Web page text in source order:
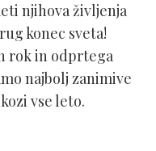
njihova življenja
konec sveta!
rok in odprtega
najbolj zanimive
vse leto.